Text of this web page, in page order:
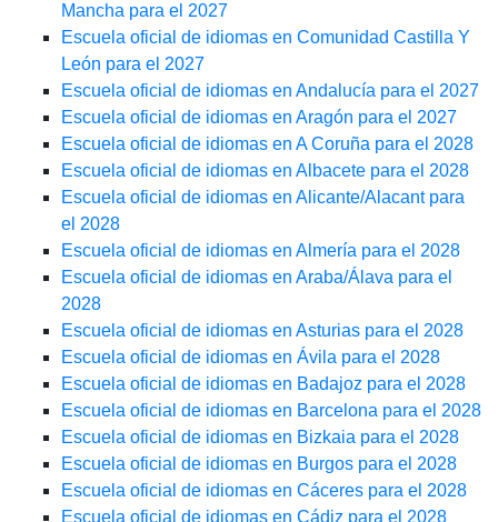
Mancha para el 2027
Escuela oficial de idiomas en Comunidad Castilla Y
León para el 2027
Escuela oficial de idiomas en Andalucía para el 2027
Escuela oficial de idiomas en Aragón para el 2027
Escuela oficial de idiomas en A Coruña para el 2028
Escuela oficial de idiomas en Albacete para el 2028
Escuela oficial de idiomas en Alicante/Alacant para
el 2028
Escuela oficial de idiomas en Almería para el 2028
Escuela oficial de idiomas en Araba/Álava para el
2028
Escuela oficial de idiomas en Asturias para el 2028
Escuela oficial de idiomas en Ávila para el 2028
Escuela oficial de idiomas en Badajoz para el 2028
Escuela oficial de idiomas en Barcelona para el 2028
Escuela oficial de idiomas en Bizkaia para el 2028
Escuela oficial de idiomas en Burgos para el 2028
Escuela oficial de idiomas en Cáceres para el 2028
Escuela oficial de idiomas en Cádiz para el 2028